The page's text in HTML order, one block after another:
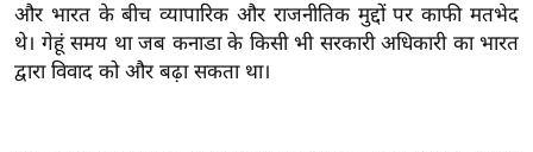
बे
मि
और भारत के बीच व्यापारिक और राजनीतिक मुद्दों पर काफी मतभेद
थे। गेहूं समय था जब कनाडा के किसी भी सरकारी अधिकारी का भारत
द्वारा विवाद को और बढ़ा सकता था।